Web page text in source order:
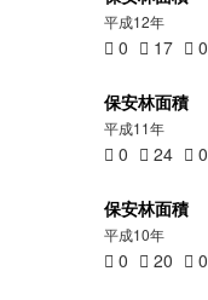
平成12年
0 17 0
保安林面積
平成11年
0 24 0
保安林面積
平成10年
0 20 0